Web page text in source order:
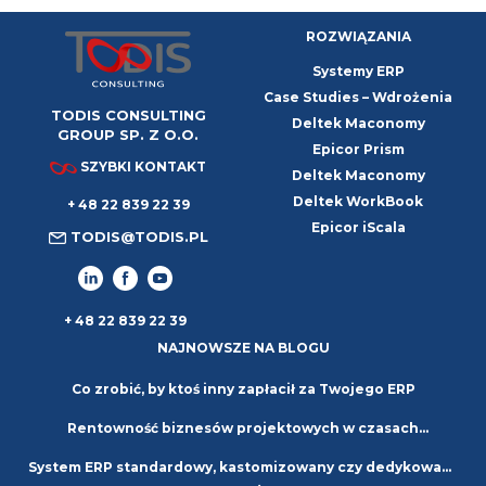
TODIS CONSULTING
GROUP SP. Z O.O.
SZYBKI KONTAKT
+ 48 22 839 22 39
TODIS@TODIS.PL
+ 48 22 839 22 39
ROZWIĄZANIA
Systemy ERP
Case Studies – Wdrożenia
Deltek Maconomy
Epicor Prism
Deltek Maconomy
Deltek WorkBook
Epicor iScala
NAJNOWSZE NA BLOGU
Co zrobić, by ktoś inny zapłacił za Twojego ERP
Rentowność biznesów projektowych w czasach
niepewności. Strategie i najlepsze praktyki
System ERP standardowy, kastomizowany czy dedykowany